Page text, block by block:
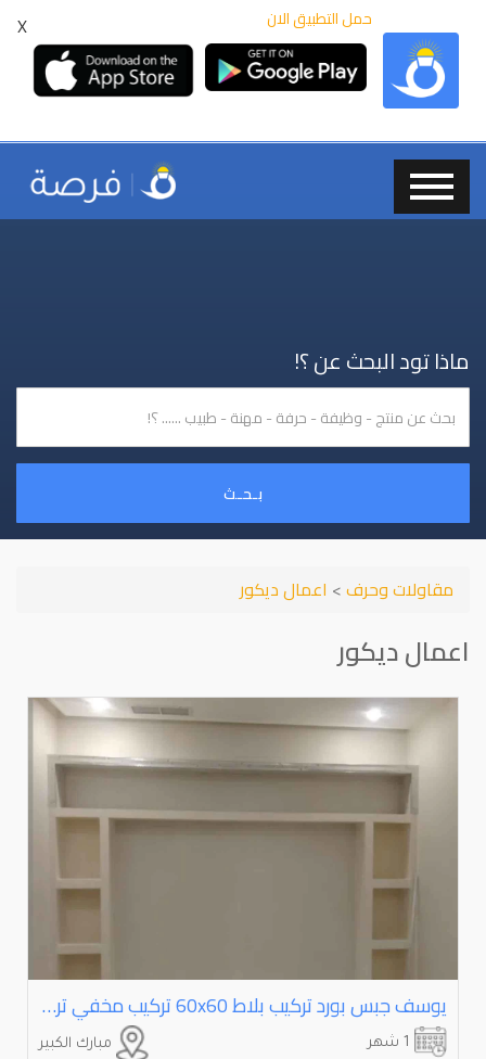
X حمل التطبيق الان
ماذا تود البحث عن ؟!
بـحـث
مقاولات وحرف> اعمال ديكور
اعمال ديكور
يوسف جبس بورد تركيب بلاط ⁦⁦60x60⁩⁩ تركيب مخفي تركيب قوطع تركيب اسمنت بورد تركيب بلاط كمبيوتر تركيب كرديو
مبارك الكبير